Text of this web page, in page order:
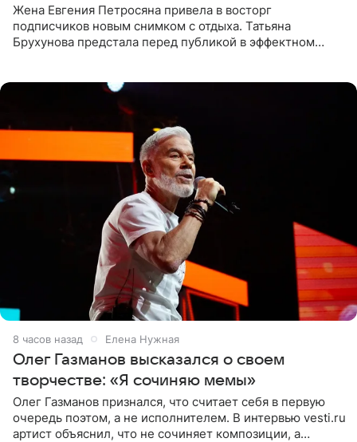
Жена Евгения Петросяна привела в восторг
подписчиков новым снимком с отдыха. Татьяна
Брухунова предстала перед публикой в эффектном
8 часов назад Елена Нужная
Олег Газманов высказался о своем
творчестве: «Я сочиняю мемы»
Олег Газманов признался, что считает себя в первую
очередь поэтом, а не исполнителем. В интервью vesti.ru
артист объяснил, что не сочиняет композиции, а